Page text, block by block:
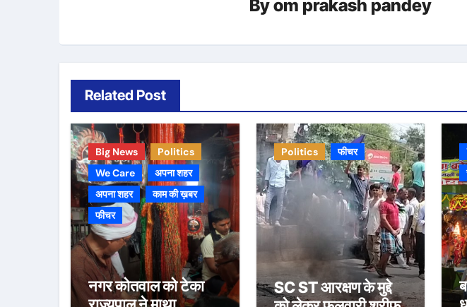
Byom prakash pandey
Related Post
Big News
Politics
We Care
अपना शहर
अपना शहर
काम की ख़बर
फीचर
नगर कोतवाल को टेका
Politics फीचर
SC ST आरक्षण के मुद्दे